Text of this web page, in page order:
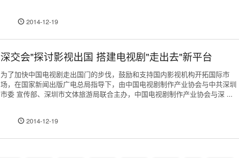
2014-12-19
深交会"探讨影视出国 搭建电视剧"走出去"新平台
为了加快中国电视剧走出国门的步伐，鼓励和支持国内影视机构开拓国际市
场，在国家新闻出版广电总局指导下，由中国电视剧制作产业协会与中共深圳
市委 宣传部、深圳市文体旅游局联合主办，中国电视剧制作产业协会与深 ...
2014-12-19